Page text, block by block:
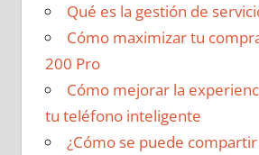
Qué es la gestión de
Cómo maximizar tu
200 Pro
Cómo mejorar la
tu teléfono inteligente
¿Cómo se puede